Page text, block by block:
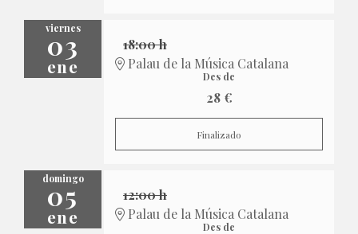
viernes
03
ene
18:00 h
Palau de la Música Catalana
Des de
28 €
Finalizado
domingo
05
ene
12:00 h
Palau de la Música Catalana
Des de